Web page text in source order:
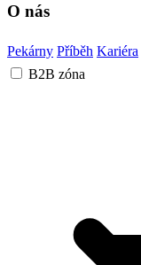
O nás
Pekárny Příběh Kariéra
B2B zóna